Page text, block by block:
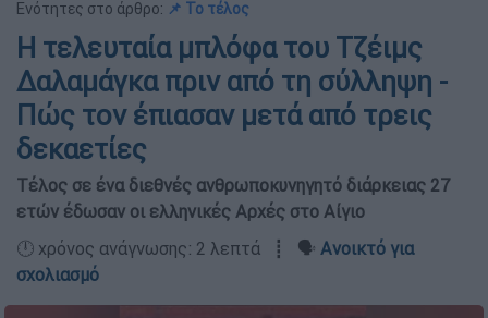
Ενότητες στο άρθρο: 📌 Το τέλος
Η τελευταία μπλόφα του Τζέιμς
Δαλαμάγκα πριν από τη σύλληψη -
Πώς τον έπιασαν μετά από τρεις
δεκαετίες
Τέλος σε ένα διεθνές ανθρωποκυνηγητό διάρκειας 27
ετών έδωσαν οι ελληνικές Αρχές στο Αίγιο
🕛 χρόνος ανάγνωσης: 2 λεπτά ┋ 🗣️ Ανοικτό για
σχολιασμό